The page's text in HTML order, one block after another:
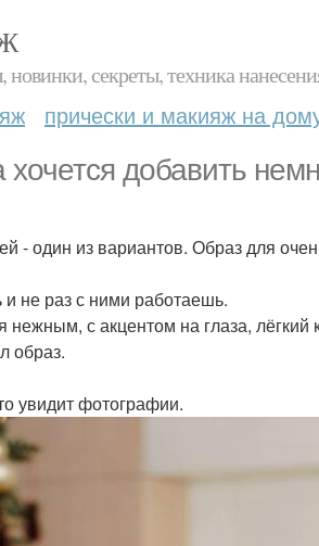
секреты, техника
прически и макияж на
добавить
- один из вариантов. Образ для
не раз с ними работаешь.
с акцентом на глаза, лёгкий
образ.
увидит фотографии.